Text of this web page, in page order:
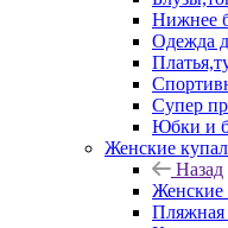
Нижнее
Одежда
Супер
Юбки и
Женские
Назад
Женские
Пляжная